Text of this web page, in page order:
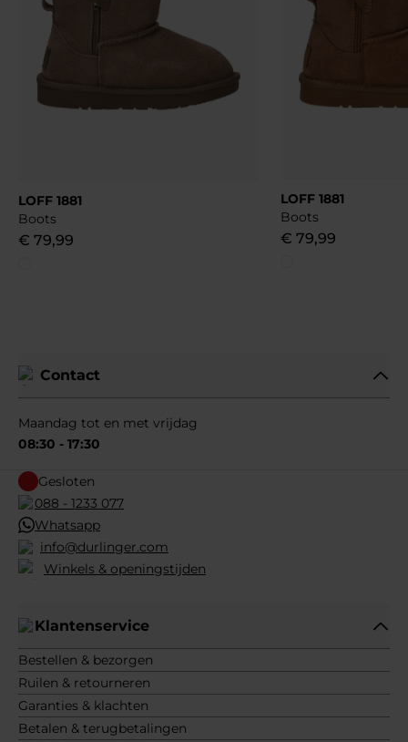
LOFF 1881
Boots
€ 79,99
LOFF 1881
Boots
€ 79,99
Contact
Maandag tot en met vrijdag
08:30 - 17:30
Gesloten
088 - 1233 077
Whatsapp
info@durlinger.com
Winkels & openingstijden
Klantenservice
Bestellen & bezorgen
Ruilen & retourneren
Garanties & klachten
Betalen & terugbetalingen